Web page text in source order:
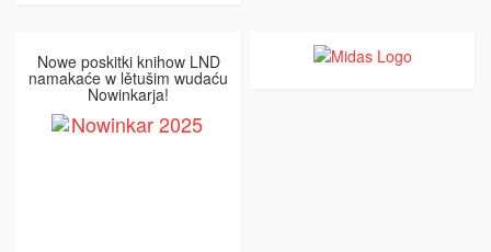
Nowe poskitki knihow LND
namakaće w lětušim wudaću
Nowinkarja!